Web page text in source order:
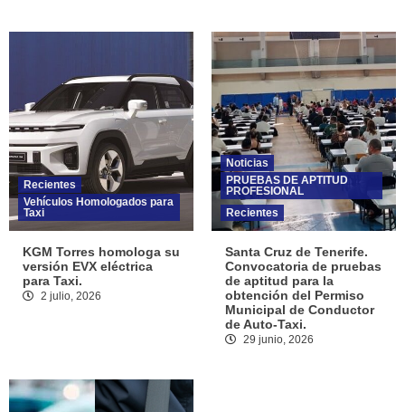
Recientes
Vehículos Homologados para
Taxi
KGM Torres homologa su
versión EVX eléctrica
para Taxi.
2 julio, 2026
Noticias
PRUEBAS DE APTITUD
PROFESIONAL
Recientes
Santa Cruz de Tenerife.
Convocatoria de pruebas
de aptitud para la
obtención del Permiso
Municipal de Conductor
de Auto-Taxi.
29 junio, 2026